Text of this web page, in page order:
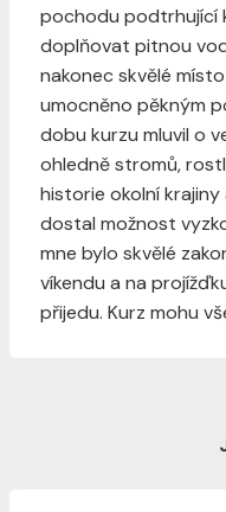
pochodu podtrhující
doplňovat pitnou
nakonec skvělé
umocněno pěkným
dobu kurzu mluvil o
ohledně stromů,
historie okolní krajiny
dostal možnost
mne bylo skvělé
víkendu a na
přijedu. Kurz mohu